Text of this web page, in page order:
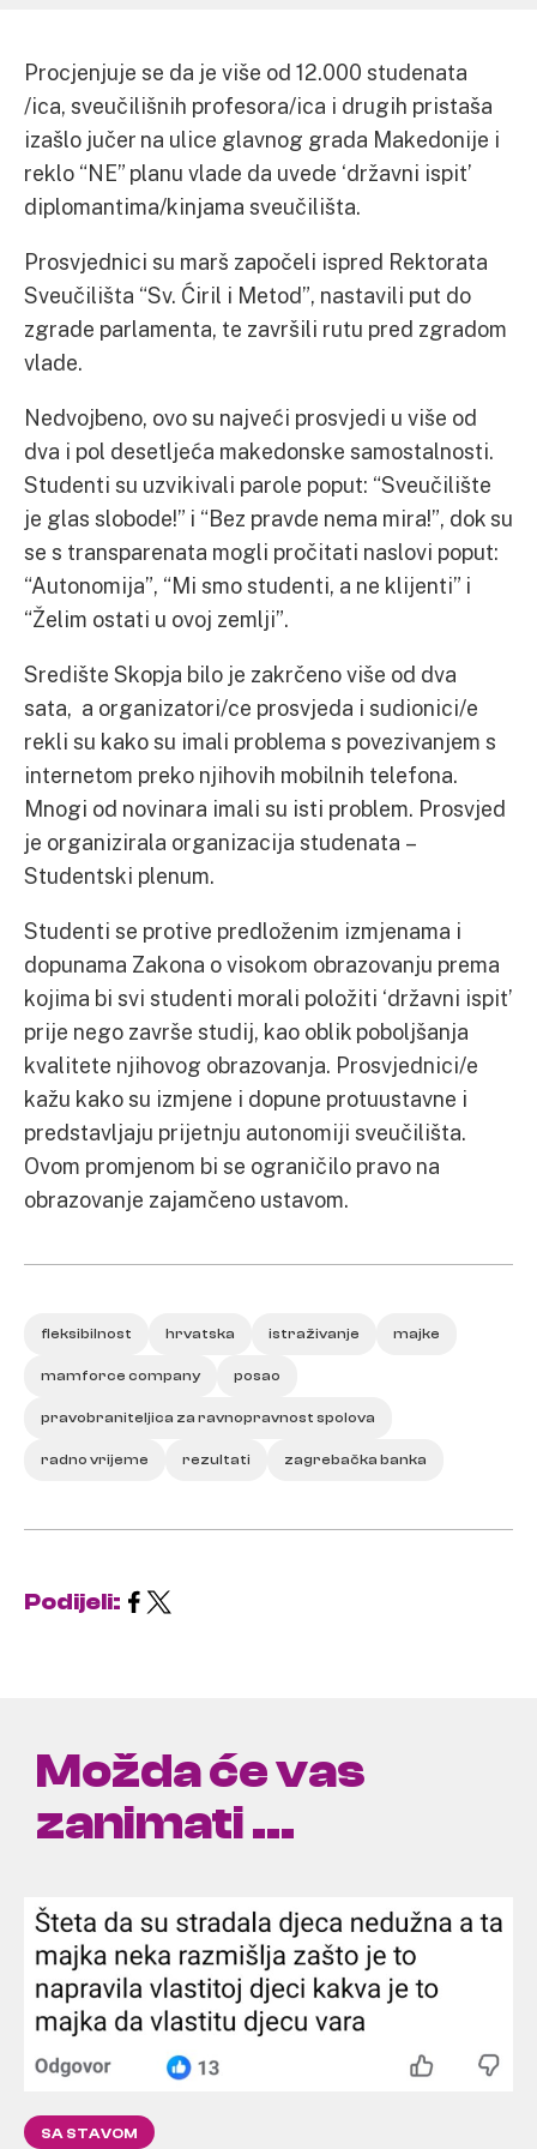
Procjenjuje se da je više od 12.000 studenata
/ica, sveučilišnih profesora/ica i drugih pristaša
izašlo jučer na ulice glavnog grada Makedonije i
reklo “NE” planu vlade da uvede ‘državni ispit’
diplomantima/kinjama sveučilišta.
Prosvjednici su marš započeli ispred Rektorata
Sveučilišta “Sv. Ćiril i Metod”, nastavili put do
zgrade parlamenta, te završili rutu pred zgradom
vlade.
Nedvojbeno, ovo su najveći prosvjedi u više od
dva i pol desetljeća makedonske samostalnosti.
Studenti su uzvikivali parole poput: “Sveučilište
je glas slobode!” i “Bez pravde nema mira!”, dok su
se s transparenata mogli pročitati naslovi poput:
“Autonomija”, “Mi smo studenti, a ne klijenti” i
“Želim ostati u ovoj zemlji”.
Središte Skopja bilo je zakrčeno više od dva
sata, a organizatori/ce prosvjeda i sudionici/e
rekli su kako su imali problema s povezivanjem s
internetom preko njihovih mobilnih telefona.
Mnogi od novinara imali su isti problem. Prosvjed
je organizirala organizacija studenata –
Studentski plenum.
Studenti se protive predloženim izmjenama i
dopunama Zakona o visokom obrazovanju prema
kojima bi svi studenti morali položiti ‘državni ispit’
prije nego završe studij, kao oblik poboljšanja
kvalitete njihovog obrazovanja. Prosvjednici/e
kažu kako su izmjene i dopune protuustavne i
predstavljaju prijetnju autonomiji sveučilišta.
Ovom promjenom bi se ograničilo pravo na
obrazovanje zajamčeno ustavom.
fleksibilnost hrvatska istraživanje majke
mamforce company posao
pravobraniteljica za ravnopravnost spolova
radno vrijeme rezultati zagrebačka banka
Podijeli:
Možda će vas
zanimati ...
SA STAVOM